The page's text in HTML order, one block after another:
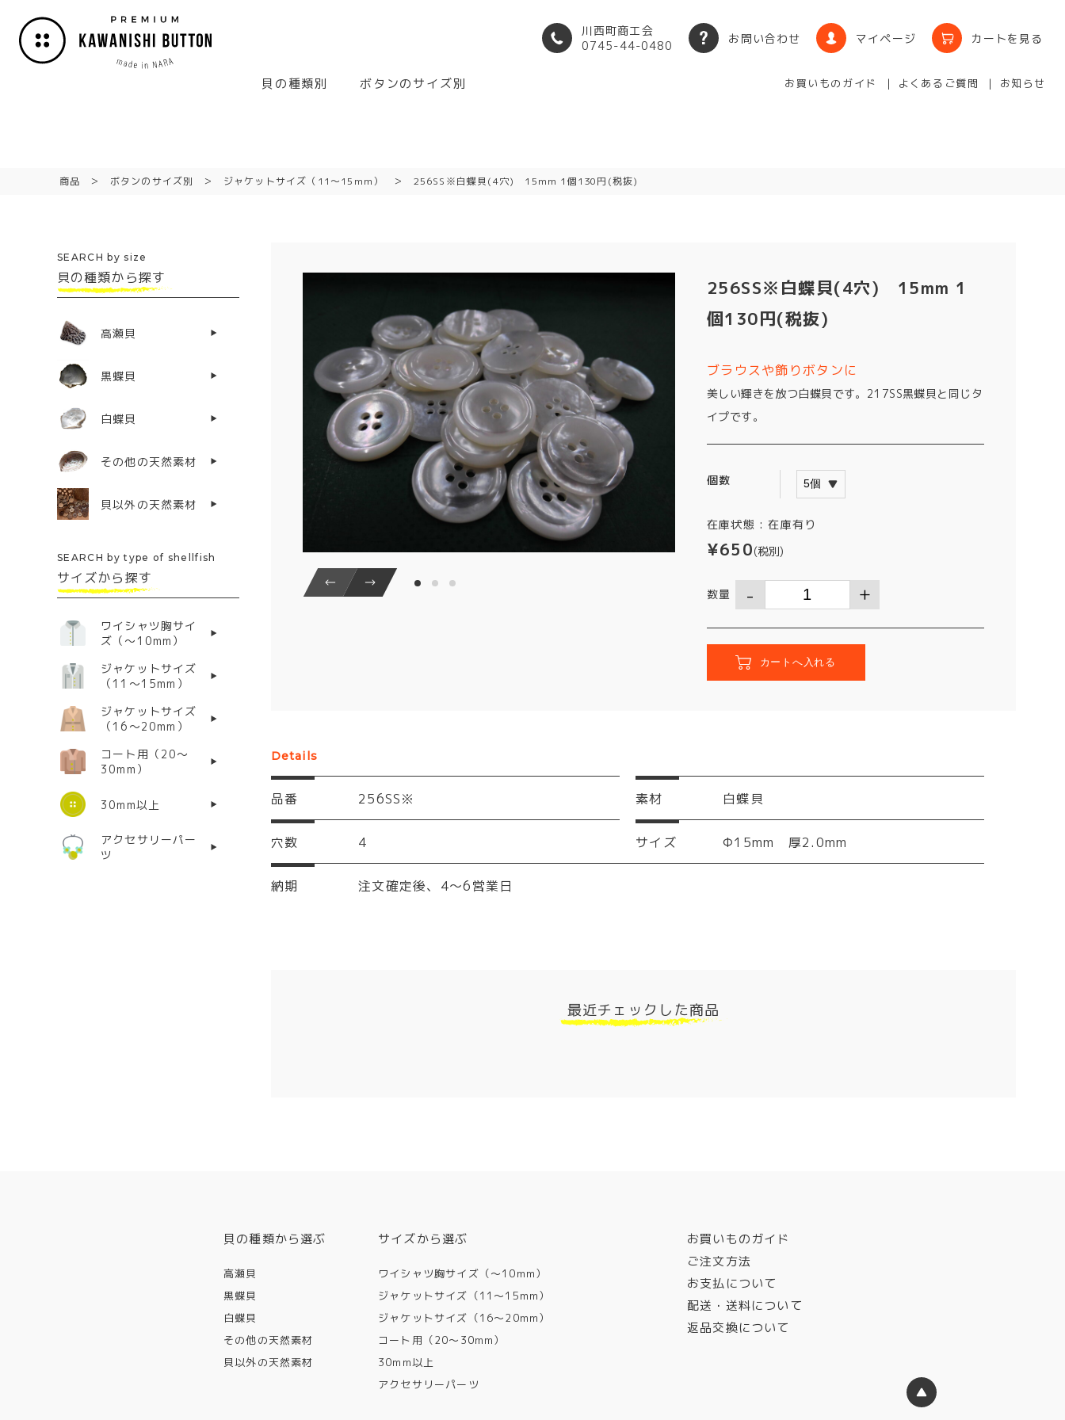
川西町商工会
0745-44-0480
お問い合わせ マイページ カートを見る
貝の種類別 ボタンのサイズ別 お買いものガイド よくあるご質問 お知らせ
商品 ボタンのサイズ別 ジャケットサイズ（11〜15mm） 256SS※白蝶貝(4穴) 15mm 1個130円(税抜)
256SS※白蝶貝(4穴) 15mm 1
個130円(税抜)
ブラウスや飾りボタンに
美しい輝きを放つ白蝶貝です。217SS黒蝶貝と同じタ
イプです。
個数
在庫状態 :在庫有り
¥650(税別)
数量
Details
品番 256SS※ 素材 白蝶貝
穴数 4 サイズ Φ15mm 厚2.0mm
納期 注文確定後、4～6営業日
最近チェックした商品
SEARCH by size
貝の種類から探す
高瀬貝
黒蝶貝
白蝶貝
その他の天然素材
貝以外の天然素材
SEARCH by type of shellfish
サイズから探す
ワイシャツ胸サイ
ズ（〜10mm）
ジャケットサイズ
（11〜15mm）
ジャケットサイズ
（16〜20mm）
コート用（20〜
30mm）
30mm以上
アクセサリーパー
ツ
貝の種類から選ぶ
高瀬貝
黒蝶貝
白蝶貝
その他の天然素材
貝以外の天然素材
サイズから選ぶ
ワイシャツ胸サイズ（〜10mm）
ジャケットサイズ（11〜15mm）
ジャケットサイズ（16〜20mm）
コート用（20〜30mm）
30mm以上
アクセサリーパーツ
お買いものガイド
ご注文方法
お支払について
配送・送料について
返品交換について